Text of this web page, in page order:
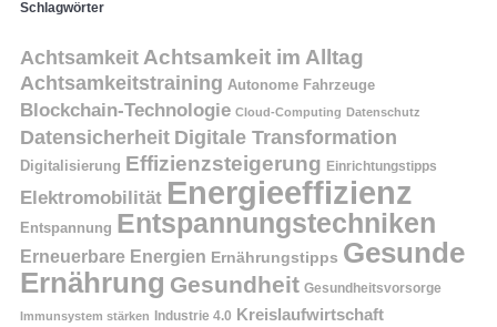
Schlagwörter
Achtsamkeit Achtsamkeit im Alltag
Achtsamkeitstraining Autonome Fahrzeuge
Blockchain-Technologie Cloud-Computing Datenschutz
Datensicherheit Digitale Transformation
Digitalisierung Effizienzsteigerung Einrichtungstipps
Elektromobilität Energieeffizienz
Entspannung Entspannungstechniken
Erneuerbare Energien Ernährungstipps Gesunde
Ernährung Gesundheit Gesundheitsvorsorge
Immunsystem stärken Industrie 4.0 Kreislaufwirtschaft